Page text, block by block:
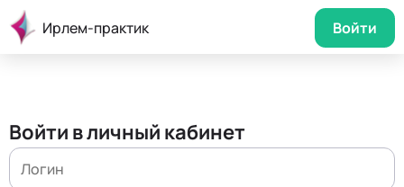
Ирлем-практик Войти
Войти в личный кабинет